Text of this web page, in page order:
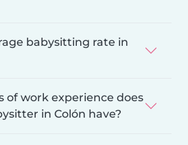
babysitting rate in
of work experience does
in Colón have?